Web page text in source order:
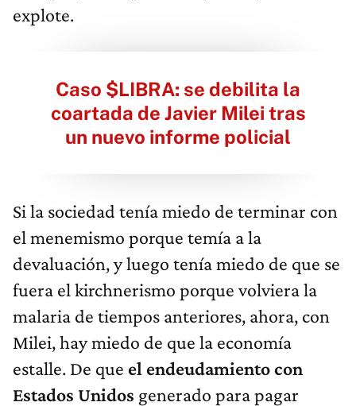
explote.
Caso $LIBRA: se debilita la
coartada de Javier Milei tras
un nuevo informe policial
Si la sociedad tenía miedo de terminar con
el menemismo porque temía a la
devaluación, y luego tenía miedo de que se
fuera el kirchnerismo porque volviera la
malaria de tiempos anteriores, ahora, con
Milei, hay miedo de que la economía
estalle. De que el endeudamiento con
Estados Unidos generado para pagar